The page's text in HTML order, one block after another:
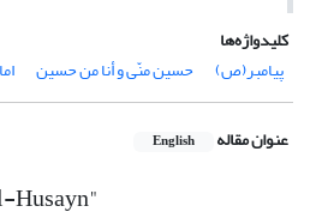
کلیدواژه‌ها
پیامبر(ص)
حسین منّی و أنا من حسین
عنوان مقاله English
Husayn"